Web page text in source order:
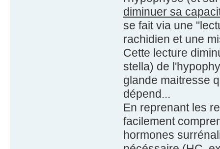
diminuer sa
se fait via une
rachidien et une
Cette lecture
stella) de
glande maitresse
dépend...
En reprenant les
facilement
hormones